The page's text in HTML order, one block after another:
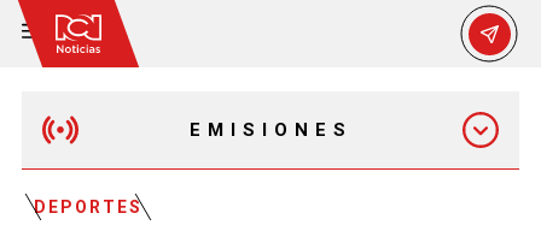
EMISIONES
DEPORTES